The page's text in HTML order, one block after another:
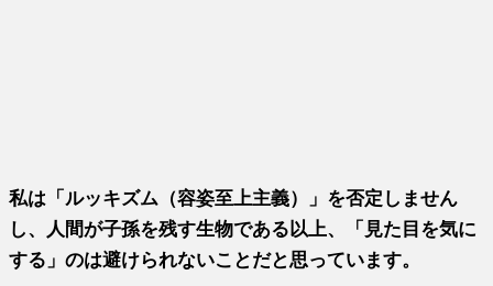
私は「ルッキズム（容姿至上主義）」を否定しません
し、人間が子孫を残す生物である以上、「見た目を気に
する」のは避けられないことだと思っています。